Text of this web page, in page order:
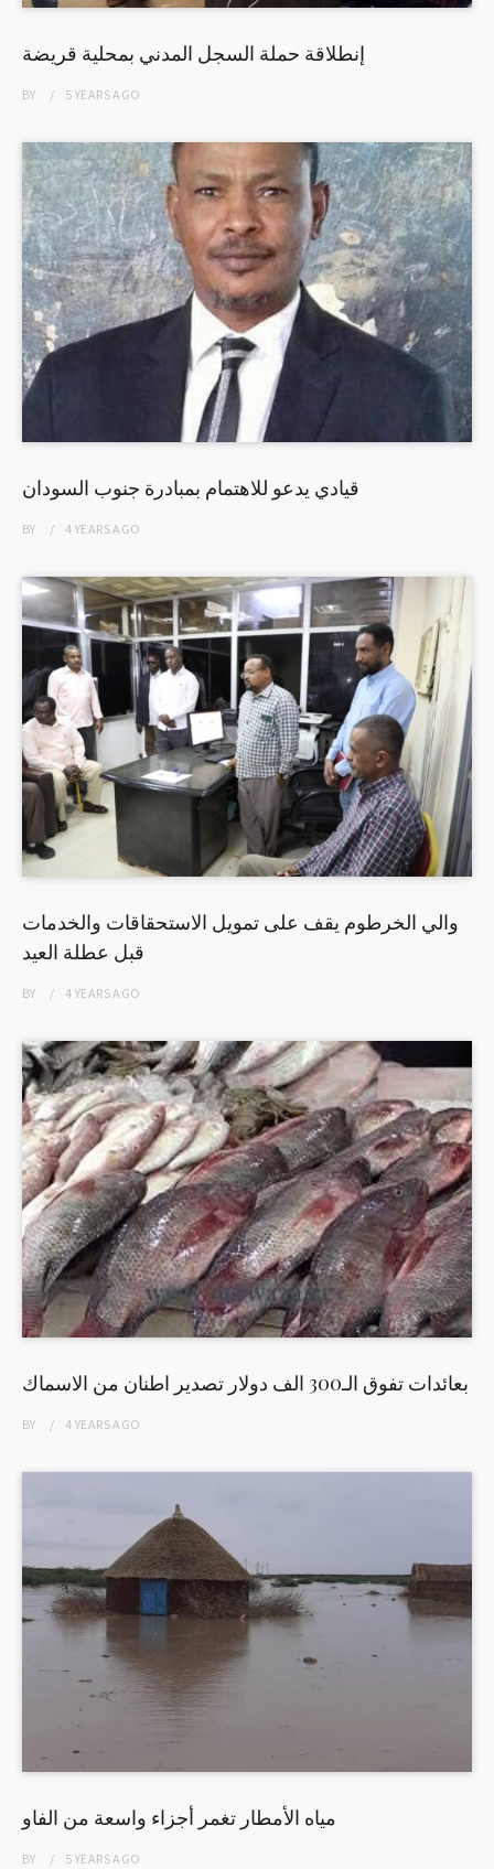
إنطلاقة حملة السجل المدني بمحلية قريضة
BY 5 YEARSAGO
قيادي يدعو للاهتمام بمبادرة جنوب السودان
BY 4 YEARSAGO
والي الخرطوم يقف على تمويل الاستحقاقات والخدمات
قبل عطلة العيد
BY 4 YEARSAGO
بعائدات تفوق الـ300 الف دولار تصدير اطنان من الاسماك
BY 4 YEARSAGO
مياه الأمطار تغمر أجزاء واسعة من الفاو
BY 5 YEARSAGO